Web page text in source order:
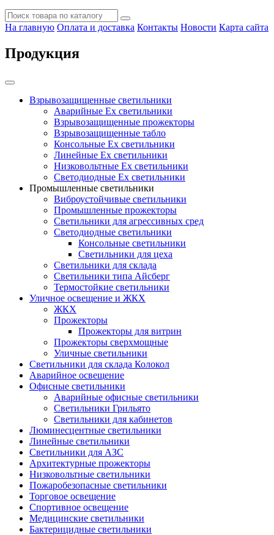
На главную Оплата и доставка Контакты Новости Карта сайта
Продукция
Взрывозащищенные светильники
Аварийные Ex светильники
Взрывозащищенные прожекторы
Взрывозащищенные табло
Консольные Ех светильники
Линейные Ex светильники
Низковольтные Ex светильники
Светодиодные Ex светильники
Промышленные светильники
Виброустойчивые светильники
Промышленные прожекторы
Светильники для агрессивных сред
Светодиодные светильники
Консольные светильники
Светильники для цеха
Светильники для склада
Светильники типа Айсберг
Термостойкие светильники
Уличное освещение и ЖКХ
ЖКХ
Прожекторы
Прожекторы для витрин
Прожекторы сверхмощные
Уличные светильники
Светильники для склада Колокол
Аварийное освещение
Офисные светильники
Аварийные офисные светильники
Светильники Грильято
Светильники для кабинетов
Люминесцентные светильники
Линейные светильники
Светильники для АЗС
Архитектурные прожекторы
Низковольтные светильники
Пожаробезопасные светильники
Торговое освещение
Спортивное освещение
Медицинские светильники
Бактерицидные светильники